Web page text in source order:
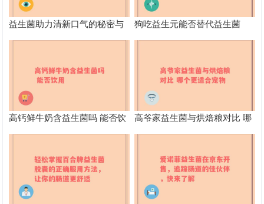
益生菌助力清新口气的秘密与
科学解析
狗吃益生元能否替代益生菌
高钙鲜牛奶含益生菌吗 能否饮
用
高爷家益生菌与烘焙粮对比 哪
个更适合宠物